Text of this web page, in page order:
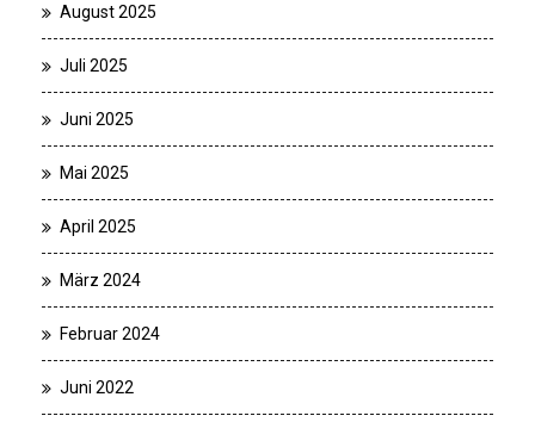
August 2025
Juli 2025
Juni 2025
Mai 2025
April 2025
März 2024
Februar 2024
Juni 2022